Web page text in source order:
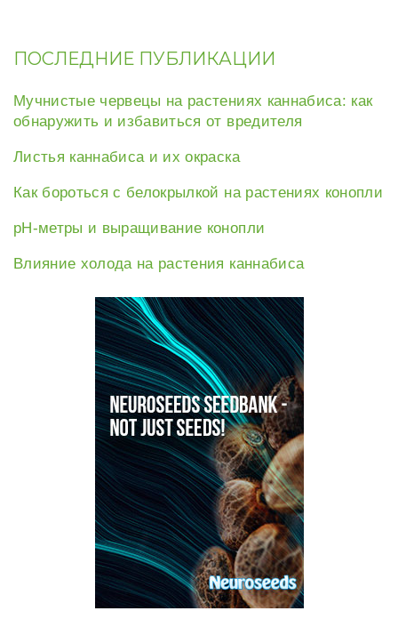
ПОСЛЕДНИЕ ПУБЛИКАЦИИ
Мучнистые червецы на растениях каннабиса: как
обнаружить и избавиться от вредителя
Листья каннабиса и их окраска
Как бороться с белокрылкой на растениях конопли
рН-метры и выращивание конопли
Влияние холода на растения каннабиса